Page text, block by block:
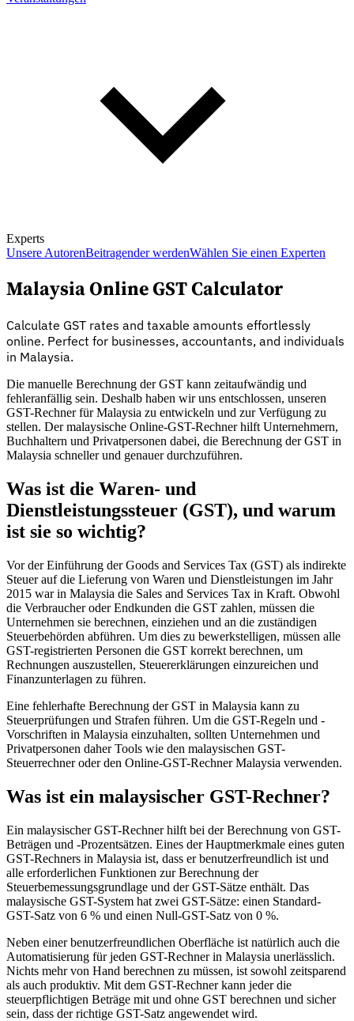
Experts
Unsere AutorenBeitragender werdenWählen Sie einen Experten
Leitfäden
Länder-Steuerleitfäden
Malaysia Online GST Calculator
Calculate GST rates and taxable amounts effortlessly
online. Perfect for businesses, accountants, and individuals
in Malaysia.
Die manuelle Berechnung der GST kann zeitaufwändig und
fehleranfällig sein. Deshalb haben wir uns entschlossen, unseren
GST-Rechner für Malaysia zu entwickeln und zur Verfügung zu
stellen. Der malaysische Online-GST-Rechner hilft Unternehmern,
Buchhaltern und Privatpersonen dabei, die Berechnung der GST in
Malaysia schneller und genauer durchzuführen.
Was ist die Waren- und
Dienstleistungssteuer (GST), und warum
ist sie so wichtig?
Vor der Einführung der Goods and Services Tax (GST) als indirekte
Steuer auf die Lieferung von Waren und Dienstleistungen im Jahr
2015 war in Malaysia die Sales and Services Tax in Kraft. Obwohl
die Verbraucher oder Endkunden die GST zahlen, müssen die
Unternehmen sie berechnen, einziehen und an die zuständigen
Steuerbehörden abführen. Um dies zu bewerkstelligen, müssen alle
GST-registrierten Personen die GST korrekt berechnen, um
Rechnungen auszustellen, Steuererklärungen einzureichen und
Finanzunterlagen zu führen.
Eine fehlerhafte Berechnung der GST in Malaysia kann zu
Steuerprüfungen und Strafen führen. Um die GST-Regeln und -
Vorschriften in Malaysia einzuhalten, sollten Unternehmen und
Privatpersonen daher Tools wie den malaysischen GST-
Steuerrechner oder den Online-GST-Rechner Malaysia verwenden.
Was ist ein malaysischer GST-Rechner?
Ein malaysischer GST-Rechner hilft bei der Berechnung von GST-
Beträgen und -Prozentsätzen. Eines der Hauptmerkmale eines guten
GST-Rechners in Malaysia ist, dass er benutzerfreundlich ist und
alle erforderlichen Funktionen zur Berechnung der
Steuerbemessungsgrundlage und der GST-Sätze enthält. Das
malaysische GST-System hat zwei GST-Sätze: einen Standard-
GST-Satz von 6 % und einen Null-GST-Satz von 0 %.
Neben einer benutzerfreundlichen Oberfläche ist natürlich auch die
Automatisierung für jeden GST-Rechner in Malaysia unerlässlich.
Nichts mehr von Hand berechnen zu müssen, ist sowohl zeitsparend
als auch produktiv. Mit dem GST-Rechner kann jeder die
steuerpflichtigen Beträge mit und ohne GST berechnen und sicher
sein, dass der richtige GST-Satz angewendet wird.